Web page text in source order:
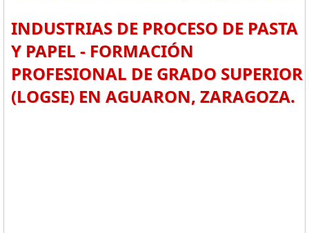
INDUSTRIAS DE PROCESO DE PASTA
Y PAPEL - FORMACIÓN
PROFESIONAL DE GRADO SUPERIOR
(LOGSE) EN AGUARON, ZARAGOZA.